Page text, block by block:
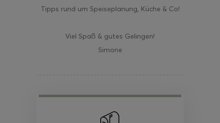
Tipps rund um Speiseplanung, Küche & Co!
Viel Spaß & gutes Gelingen!
Simone